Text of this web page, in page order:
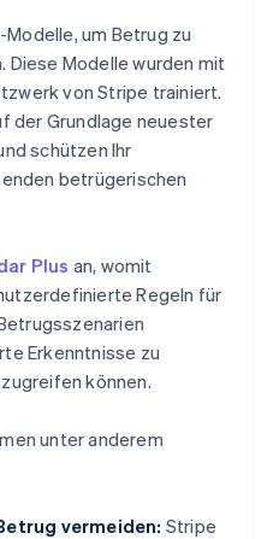
um Betrug zu
Diese Modelle wurden mit
von Stripe trainiert.
der Grundlage neuester
schützen Ihr
betrügerischen
Plus an, womit
Regeln für
Erkenntnisse zu
können.
unter anderem
vermeiden: Stripe